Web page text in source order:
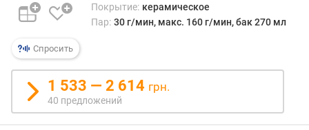
Спросить
Покрытие: керамическое
Пар: 30 г/мин, макс. 160 г/мин, бак 270 мл
1 533 — 2 614 грн.
40 предложений